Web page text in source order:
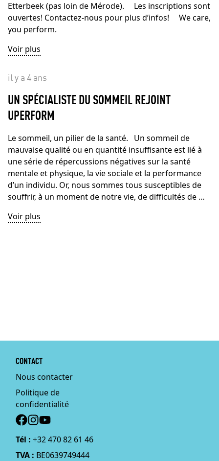
Etterbeek (pas loin de Mérode). Les inscriptions sont
ouvertes! Contactez-nous pour plus d’infos! We care,
you perform.
Voir plus
il y a 4 ans
UN SPÉCIALISTE DU SOMMEIL REJOINT
UPERFORM
Le sommeil, un pilier de la santé. Un sommeil de
mauvaise qualité ou en quantité insuffisante est lié à
une série de répercussions négatives sur la santé
mentale et physique, la vie sociale et la performance
d’un individu. Or, nous sommes tous susceptibles de
souffrir, à un moment de notre vie, de difficultés de …
Voir plus
CONTACT
Nous contacter
Politique de
confidentialité
Social
Tél : +32 470 82 61 46
TVA : BE0639749444